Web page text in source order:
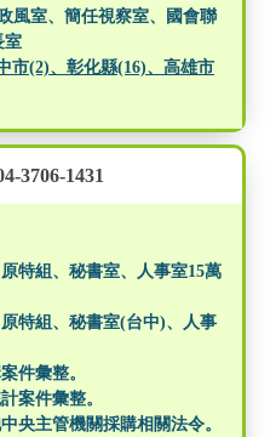
風室、簡任視察室、國會聯
室
市(2)、彰化縣(16)、高雄市
3706-1431
特組、秘書室、人事室15萬
特組、秘書室(台中)、人事
件彙整。
案件彙整。
央主管機關採購相關法令。